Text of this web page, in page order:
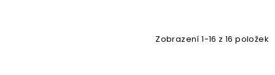
Zobrazení 1-16 z 16 položek